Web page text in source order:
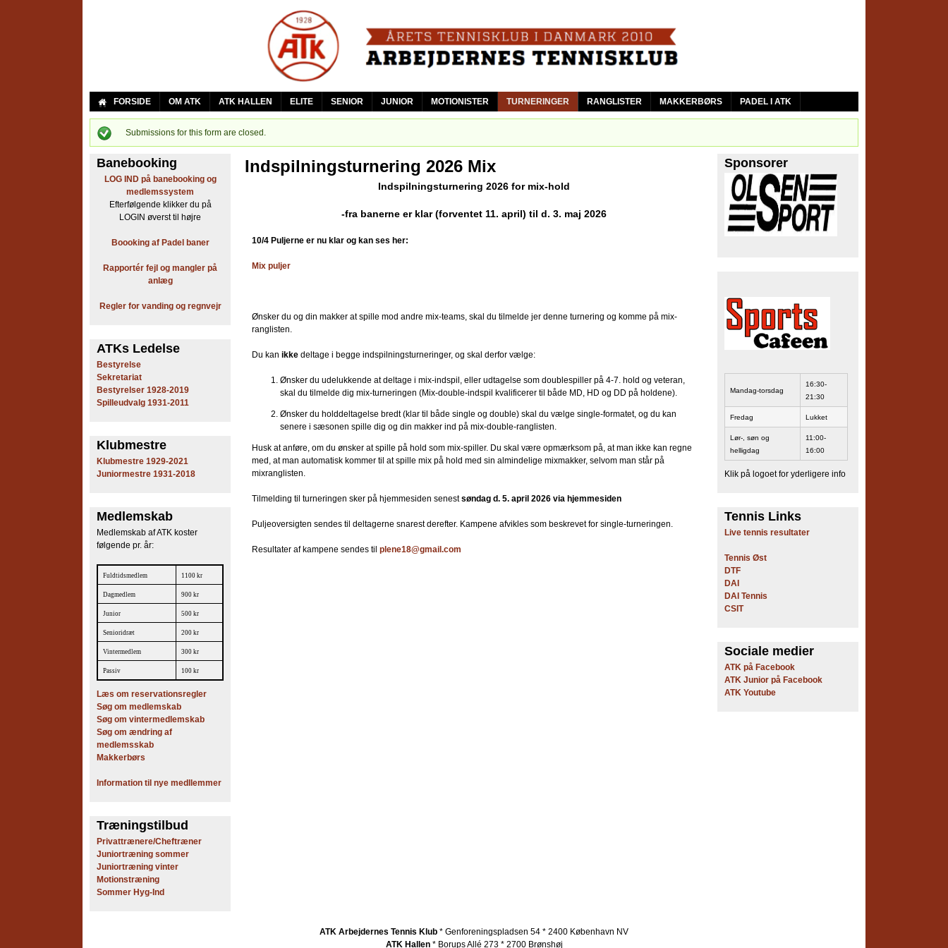
to
main
content
A
b
n
s
T
e
n
s
K
u
FORSIDE OM ATK ATK HALLEN ELITE SENIOR JUNIOR MOTIONISTER TURNERINGER RANGLISTER MAKKERBØRS PADEL I ATK
Status
message
Submissions for this form are closed.
Indspilningsturnering 2026 Mix
Indspilningsturnering 2026 for mix-hold
-fra banerne er klar (forventet 11. april) til d. 3. maj 2026
10/4 Puljerne er nu klar og kan ses her:
Mix puljer
Ønsker du og din makker at spille mod andre mix-teams, skal du tilmelde jer denne turnering og komme på mix-
ranglisten.
Du kan ikke deltage i begge indspilningsturneringer, og skal derfor vælge:
Ønsker du udelukkende at deltage i mix-indspil, eller udtagelse som doublespiller på 4-7. hold og veteran,
skal du tilmelde dig mix-turneringen (Mix-double-indspil kvalificerer til både MD, HD og DD på holdene).
Ønsker du holddeltagelse bredt (klar til både single og double) skal du vælge single-formatet, og du kan
senere i sæsonen spille dig og din makker ind på mix-double-ranglisten.
Husk at anføre, om du ønsker at spille på hold som mix-spiller. Du skal være opmærksom på, at man ikke kan regne
med, at man automatisk kommer til at spille mix på hold med sin almindelige mixmakker, selvom man står på
mixranglisten.
Tilmelding til turneringen sker på hjemmesiden senestsøndag d. 5. april 2026 via hjemmesiden
Puljeoversigten sendes til deltagerne snarest derefter. Kampene afvikles som beskrevet for single-turneringen.
Resultater af kampene sendes til plene18@gmail.com
Banebooking
LOG IND på banebooking og
medlemssystem
Efterfølgende klikker du på
LOGIN øverst til højre
Boooking af Padel baner
Rapportér fejl og mangler på
anlæg
Regler for vanding og regnvejr
ATKs Ledelse
Bestyrelse
Sekretariat
Bestyrelser 1928-2019
Spilleudvalg 1931-2011
Klubmestre
Klubmestre 1929-2021
Juniormestre 1931-2018
Medlemskab
Medlemskab af ATK koster
følgende pr. år:
Fuldtidsmedlem 1100 kr
Dagmedlem 900 kr
Junior 500 kr
Senioridræt 200 kr
Vintermedlem 300 kr
Passiv 100 kr
Læs om reservationsregler
Søg om medlemskab
Søg om vintermedlemskab
Søg om ændring af
medlemsskab
Makkerbørs
Information til nye medllemmer
Træningstilbud
Privattrænere/Cheftræner
Juniortræning sommer
Juniortræning vinter
Motionstræning
Sommer Hyg-Ind
Sponsorer
Mandag-torsdag
16:30-
21:30
Fredag Lukket
Lør-, søn og
helligdag
11:00-
16:00
Klik på logoet for yderligere info
Tennis Links
Live tennis resultater
Tennis Øst
DTF
DAI
DAI Tennis
CSIT
Sociale medier
ATK på Facebook
ATK Junior på Facebook
ATK Youtube
ATK Arbejdernes Tennis Klub * Genforeningspladsen 54 * 2400 København NV
ATK Hallen* Borups Allé 273 * 2700 Brønshøj